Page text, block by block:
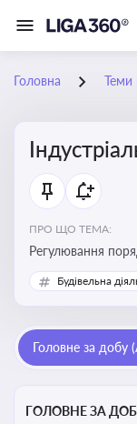
Головна Теми
ПРО ЩО ТЕМА:
Регулювання
функціонування
Будівельна
Головне за добу
ГОЛОВНЕ ЗА